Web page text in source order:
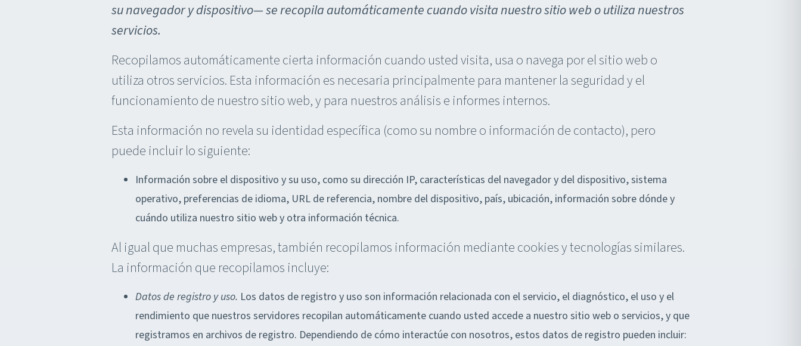
su navegador y dispositivo— se recopila automáticamente cuando visita nuestro sitio web o utiliza nuestros
servicios.
Recopilamos automáticamente cierta información cuando usted visita, usa o navega por el sitio web o
utiliza otros servicios. Esta información es necesaria principalmente para mantener la seguridad y el
funcionamiento de nuestro sitio web, y para nuestros análisis e informes internos.
Esta información no revela su identidad específica (como su nombre o información de contacto), pero
puede incluir lo siguiente:
Información sobre el dispositivo y su uso, como su dirección IP, características del navegador y del dispositivo, sistema
operativo, preferencias de idioma, URL de referencia, nombre del dispositivo, país, ubicación, información sobre dónde y
cuándo utiliza nuestro sitio web y otra información técnica.
Al igual que muchas empresas, también recopilamos información mediante cookies y tecnologías similares.
La información que recopilamos incluye:
Datos de registro y uso. Los datos de registro y uso son información relacionada con el servicio, el diagnóstico, el uso y el
rendimiento que nuestros servidores recopilan automáticamente cuando usted accede a nuestro sitio web o servicios, y que
registramos en archivos de registro. Dependiendo de cómo interactúe con nosotros, estos datos de registro pueden incluir: